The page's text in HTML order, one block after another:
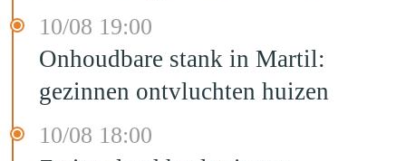
10/08 19:00
Onhoudbare stank in Martil:
gezinnen ontvluchten huizen
10/08 18:00